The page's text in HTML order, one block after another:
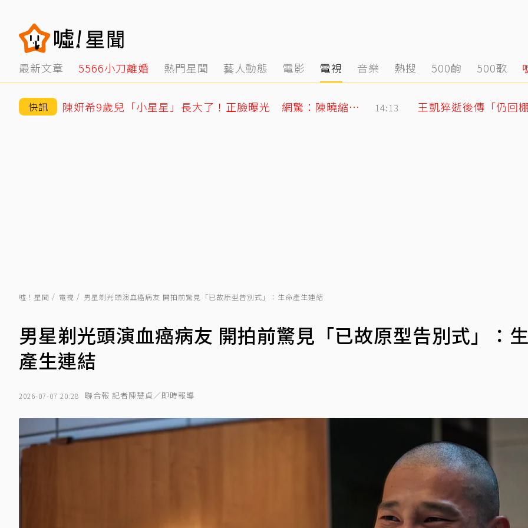
最新文章 5566小刀離婚 熱門星聞 藝人動態 電影 電視 音樂 熱搜 500齣 500歌
快訊 陳妍希9歲兒「小星星」長大了！正臉曝光 網驚：陳曉縮小版 14:13 王凱猝逝後傳「仍回
噓！星聞 電視 男星剃光頭演血癌病友 開拍前驚見「已故原型告別式」：生命產生連結
男星剃光頭演血癌病友 開拍前驚見「已故原型告別式」：
產生連結
2026-07-07 20:28 聯合報 記者陳慧貞／即時報導